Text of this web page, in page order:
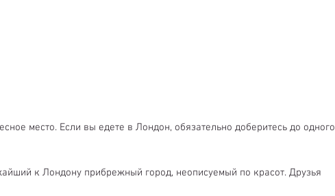
место. Если вы едете в Лондон, обязательно доберитесь до одного
к Лондону прибрежный город, неописуемый по красот. Друзья